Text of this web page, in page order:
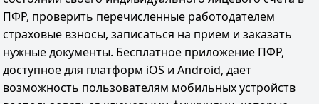
ПФР, проверить перечисленные работодателем
страховые взносы, записаться на прием и заказать
нужные документы. Бесплатное приложение ПФР,
доступное для платформ iOS и Android, дает
возможность пользователям мобильных устройств